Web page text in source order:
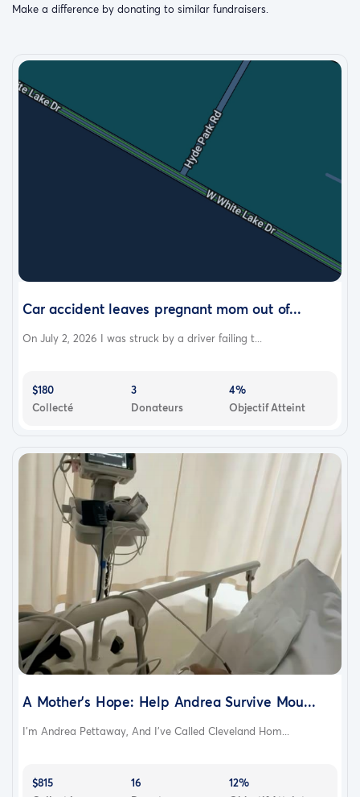
Make a difference by donating to similar fundraisers.
Car accident leaves pregnant mom out of...
On July 2, 2026 I was struck by a driver failing t...
$180
Collecté
3
Donateurs
4%
Objectif Atteint
A Mother’s Hope: Help Andrea Survive Mou...
I’m Andrea Pettaway, And I’ve Called Cleveland Hom...
$815
16
12%